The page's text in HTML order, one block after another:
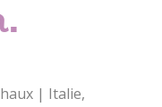
| Italie,